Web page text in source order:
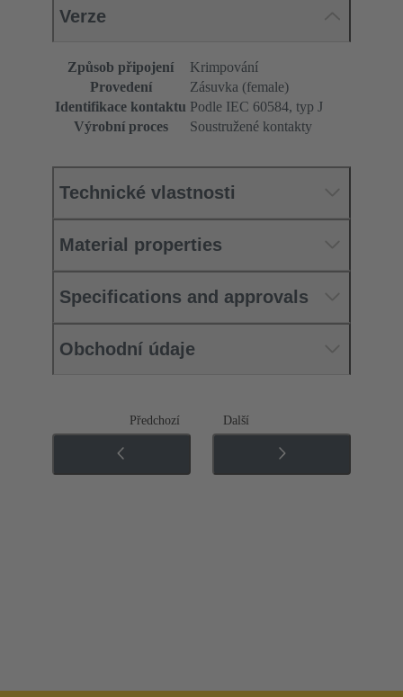
Verze
Způsob připojení
Krimpování
Provedení
Zásuvka (female)
Identifikace kontaktu Podle IEC 60584, typ J
Výrobní proces
Soustružené kontakty
Technické vlastnosti
Material properties
Specifications and approvals
Obchodní údaje
Předchozí Další